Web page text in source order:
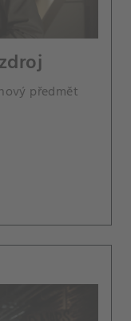
předmět